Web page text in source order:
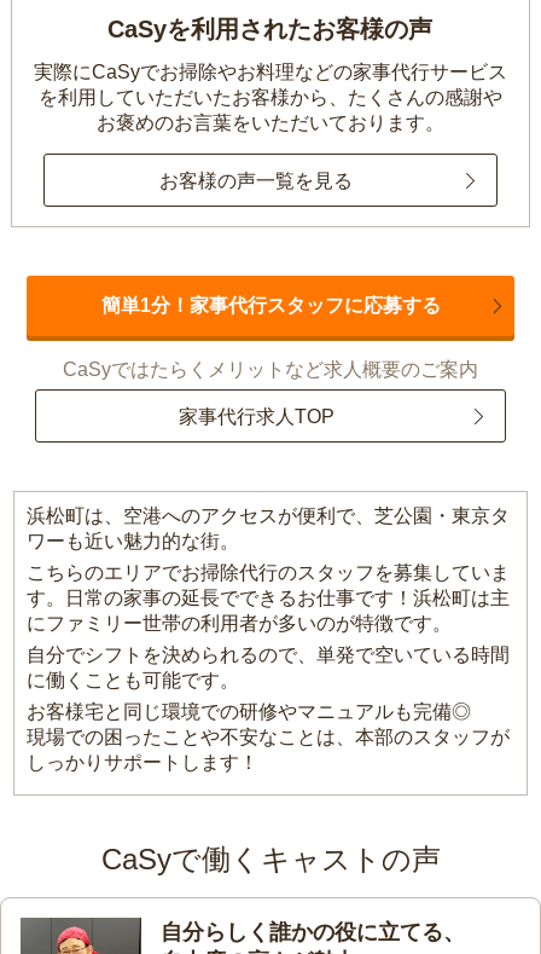
CaSyを利用されたお客様の声
実際にCaSyでお掃除やお料理などの家事代行サービス
を利用していただいたお客様から、 たくさんの感謝や
お褒めのお言葉をいただいております。
お客様の声一覧を見る
簡単1分！家事代行スタッフに応募する
CaSyではたらくメリットなど求人概要のご案内
家事代行求人TOP
浜松町は、空港へのアクセスが便利で、芝公園・東京タ
ワーも近い魅力的な街。
こちらのエリアでお掃除代行のスタッフを募集していま
す。日常の家事の延長でできるお仕事です！浜松町は主
にファミリー世帯の利用者が多いのが特徴です。
自分でシフトを決められるので、単発で空いている時間
に働くことも可能です。
お客様宅と同じ環境での研修やマニュアルも完備◎
現場での困ったことや不安なことは、本部のスタッフが
しっかりサポートします！
CaSyで働くキャストの声
自分らしく誰かの役に立てる、